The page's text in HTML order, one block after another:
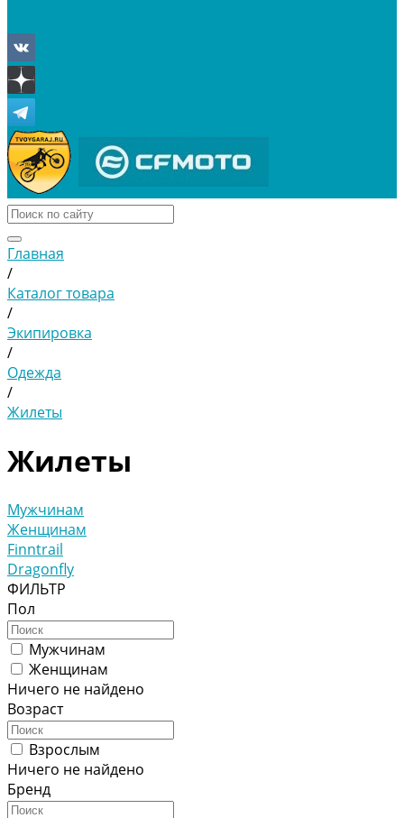
Главная
/
Каталог товара
/
Экипировка
/
Одежда
/
Жилеты
Жилеты
Мужчинам
Женщинам
Finntrail
Dragonfly
ФИЛЬТР
Пол
Мужчинам
Женщинам
Ничего не найдено
Возраст
Взрослым
Ничего не найдено
Бренд